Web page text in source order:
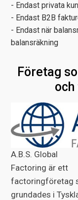
- Endast privata
- Endast B2B
- Endast när
balansräkning
Företag
A.B.S. Global
Factoring är ett
factoringföretag
grundades i